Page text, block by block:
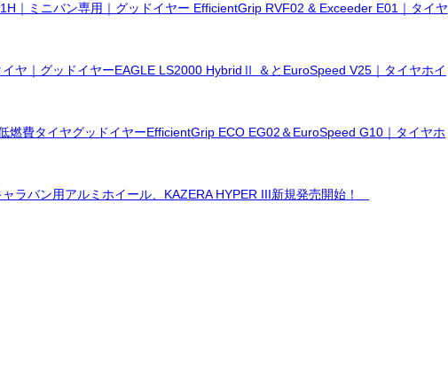
｜ミニバン専用｜グッドイヤー EfficientGrip RVF02 & Exceeder E01｜タイヤ
イヤ｜グッドイヤーEAGLE LS2000 HybridⅡ ＆とEuroSpeed V25｜タイヤホイ
燃費タイヤグッドイヤーEfficientGrip ECO EG02＆EuroSpeed G10｜タイヤホ
ャラバン用アルミホイール、KAZERA HYPER III新規発売開始！